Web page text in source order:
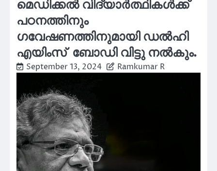
മെഡിക്കൽ വിദ്യാർത്ഥികൾക്ക്
പഠനത്തിനും
ഗവേഷണത്തിനുമായി ഡൽഹി
എയിംസ് ബോഡി വിട്ടു നൽകും.
September 13, 2024 Ramkumar R